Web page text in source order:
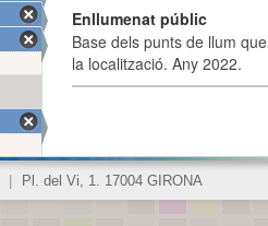
Enllumenat públic
Base dels punts de llum
la localització. Any 2022.
Pl. del Vi, 1. 17004 GIRONA